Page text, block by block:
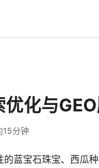
化与
15分钟
蓝宝石珠宝、西瓜